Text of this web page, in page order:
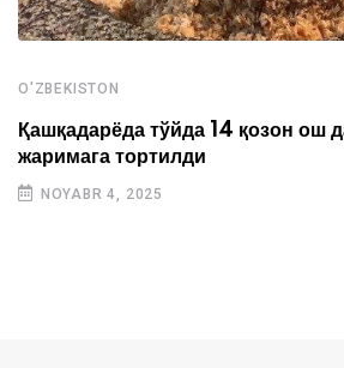
O'ZBEKISTON
Қашқадарёда тўйда 14 қозон ош
жаримага тортилди
NOYABR 4, 2025